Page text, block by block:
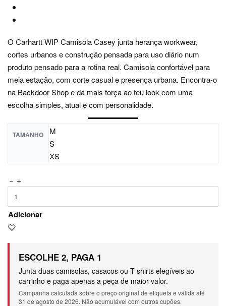
O Carhartt WIP Camisola Casey junta herança workwear,
cortes urbanos e construção pensada para uso diário num
produto pensado para a rotina real. Camisola confortável para
meia estação, com corte casual e presença urbana. Encontra-o
na Backdoor Shop e dá mais força ao teu look com uma
escolha simples, atual e com personalidade.
TAMANHO
M
S
XS
Adicionar
ESCOLHE 2, PAGA 1
Junta duas camisolas, casacos ou T shirts elegíveis ao
carrinho e paga apenas a peça de maior valor.
Campanha calculada sobre o preço original de etiqueta e válida até
31 de agosto de 2026. Não acumulável com outros cupões.